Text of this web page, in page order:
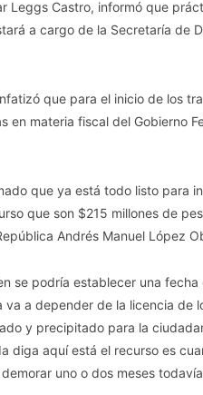
Leggs Castro, informó que
a cargo de la Secretaría de
que para el inicio de los
en materia fiscal del Gobierno
que ya está todo listo para
que son $215 millones de
Andrés Manuel López
se podría establecer una
a depender de la licencia de
y precipitado para la
diga aquí está el recurso es
uno o dos meses